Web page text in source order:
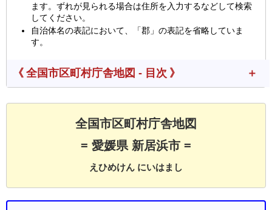
ます。ずれが見られる場合は住所を入力するなどして検索
してください。
自治体名の表記において、「郡」の表記を省略していま
す。
《 全国市区町村庁舎地図 - 目次 》
全国市区町村庁舎地図
= 愛媛県 新居浜市 =
えひめけん にいはまし